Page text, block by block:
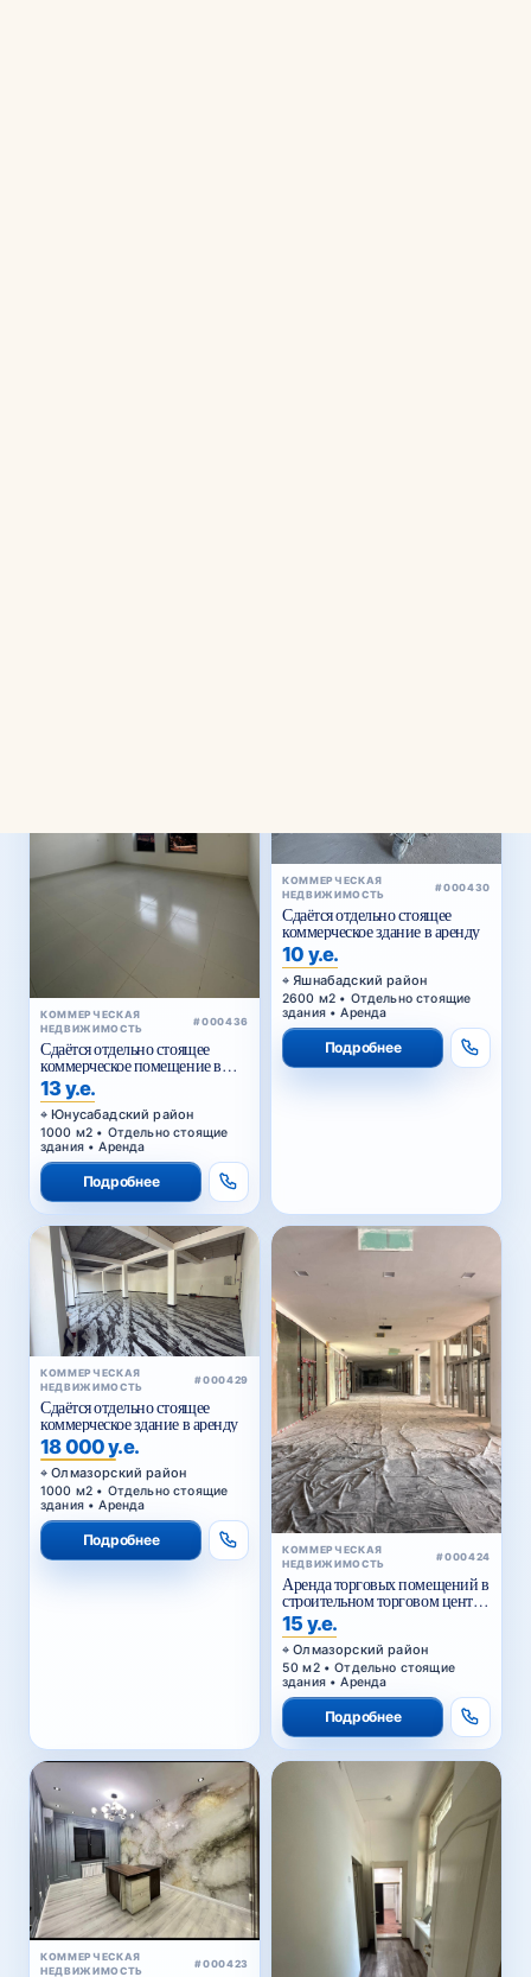
КОММЕРЧЕСКАЯ
НЕДВИЖИМОСТЬ
#000436
Сдаётся отдельно стоящее
коммерческое помещение в
аренду
13 у.е.
Юнусабадский район
1000 м2 • Отдельно стоящие
здания • Аренда
Подробнее
КОММЕРЧЕСКАЯ
НЕДВИЖИМОСТЬ
#000430
Сдаётся отдельно стоящее
коммерческое здание в аренду
10 у.е.
Яшнабадский район
2600 м2 • Отдельно стоящие
здания • Аренда
Подробнее
КОММЕРЧЕСКАЯ
НЕДВИЖИМОСТЬ
#000429
Сдаётся отдельно стоящее
коммерческое здание в аренду
18 000 у.е.
Олмазорский район
1000 м2 • Отдельно стоящие
здания • Аренда
Подробнее
КОММЕРЧЕСКАЯ
НЕДВИЖИМОСТЬ
#000424
Аренда торговых помещений в
строительном торговом центре
у Жомий базара в Ташкенте
15 у.е.
Олмазорский район
50 м2 • Отдельно стоящие
здания • Аренда
Подробнее
КОММЕРЧЕСКАЯ
НЕДВИЖИМОСТЬ
#000423